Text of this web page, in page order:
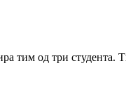
тим од три